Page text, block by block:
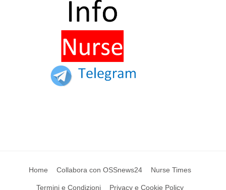
Home Collabora con OSSnews24 Nurse Times
Termini e Condizioni Privacy e Cookie Policy